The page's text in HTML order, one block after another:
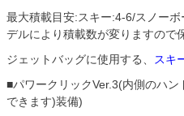
最大積載目安:スキー:4-6/スノー
デルにより積載数が変りますので
ジェットバッグに使用する、
スキ
■パワークリックVer.3(内側のハ
できます)装備)